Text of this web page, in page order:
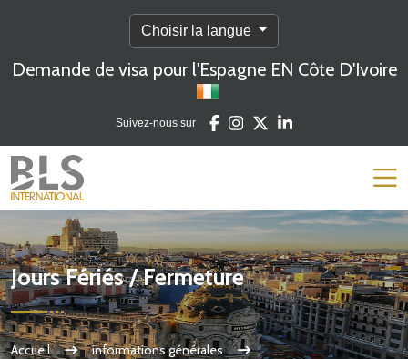
Choisir la langue
Demande de visa pour l'Espagne EN Côte D'Ivoire
Suivez-nous sur
Jours Fériés / Fermeture
Accueil
informations générales